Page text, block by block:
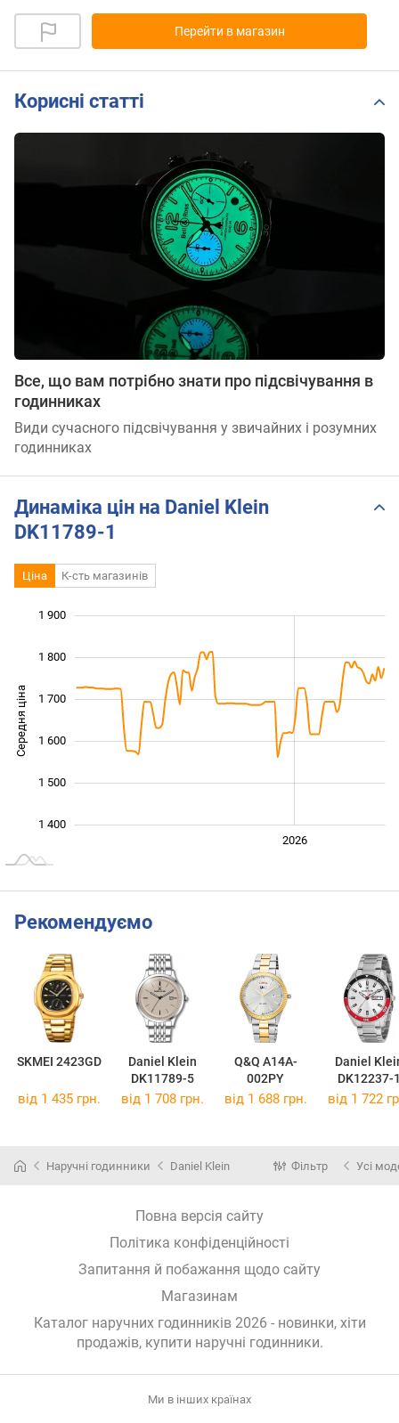
Перейти в магазин
Корисні статті
Все, що вам потрібно знати про підсвічування в
годинниках
Види сучасного підсвічування у звичайних і розумних
годинниках
Динаміка цін на Daniel Klein
DK11789-1
Ціна К-сть магазинів
Середня ціна
1 400
1 500
1 600
1 700
1 800
1 900
2026
Рекомендуємо
SKMEI 2423GD
Daniel Klein
DK11789-5
Q&Q A14A-
002PY
Daniel
DK12237-
від 1 435 грн. від 1 708 грн. від 1 688 грн. від 1 722
Наручні годинники Daniel Klein Фільтр Усі
Повна версія сайту
Політика конфіденційності
Запитання й побажання щодо сайту
Магазинам
Каталог наручних годинників 2026 - новинки, хіти
продажів, купити наручні годинники.
Ми в інших країнах